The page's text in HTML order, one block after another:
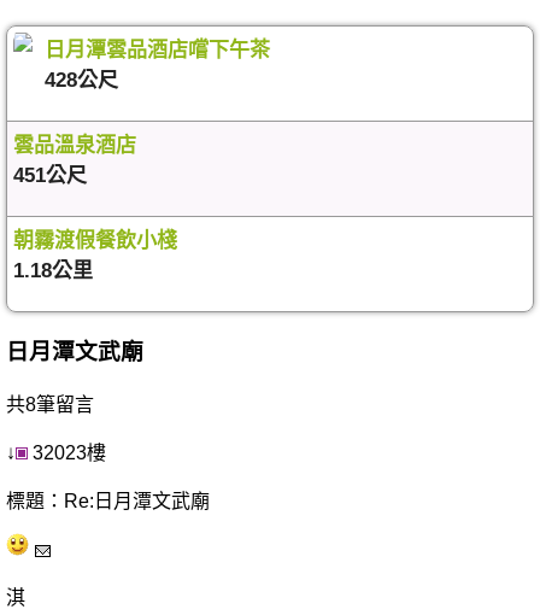
日月潭雲品酒店嚐下午茶
428公尺
雲品溫泉酒店
451公尺
朝霧渡假餐飲小棧
1.18公里
日月潭文武廟
共8筆留言
↓ 32023樓
標題：Re:日月潭文武廟
淇